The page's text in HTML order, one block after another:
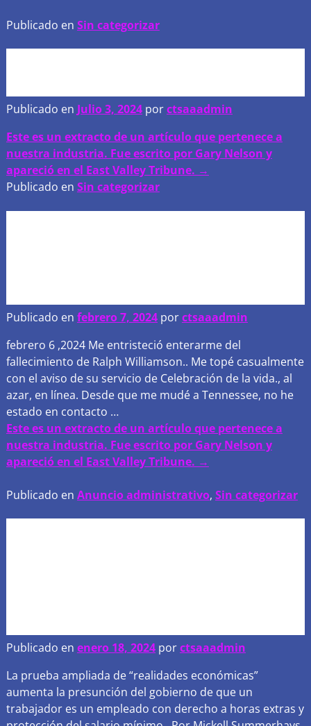
Publicado en Sin categorizar
Publicado en Julio 3, 2024 porctsaaadmin
Este es un extracto de un artículo que pertenece a
nuestra industria. Fue escrito por Gary Nelson y
apareció en el East Valley Tribune. →
Publicado en Sin categorizar
Publicado en febrero 7, 2024 porctsaaadmin
febrero 6 ,2024 Me entristeció enterarme del
fallecimiento de Ralph Williamson.. Me topé casualmente
con el aviso de su servicio de Celebración de la vida., al
azar, en línea. Desde que me mudé a Tennessee, no he
estado en contacto …
Este es un extracto de un artículo que pertenece a
nuestra industria. Fue escrito por Gary Nelson y
apareció en el East Valley Tribune. →
Publicado en Anuncio administrativo, Sin categorizar
Publicado en enero 18, 2024 porctsaaadmin
La prueba ampliada de “realidades económicas”
aumenta la presunción del gobierno de que un
trabajador es un empleado con derecho a horas extras y